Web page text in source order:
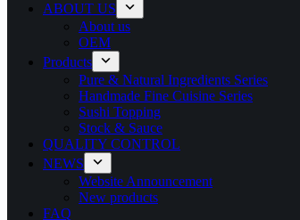
ABOUT US
About us
OEM
Products
Pure & Natural Ingredients Series
Handmade Fine Cuisine Series
Sushi Topping
Stock & Sauce
QUALITY CONTROL
NEWS
Website Announcement
New products
FAQ